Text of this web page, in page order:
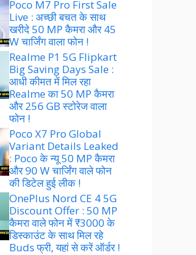
Poco M7 Pro First Sale
Live : अच्छी बचत के साथ
खरीदे 50 MP कैमरा और 45
W चार्जिंग वाला फोन !
Realme P1 5G Flipkart
Big Saving Days Sale :
आधी कीमत में मिल रहा
Realme का 50 MP कैमरा
और 256 GB स्टोरेज वाला
फोन !
Poco X7 Pro Global
Variant Details Leaked
: Poco के न्यू 50 MP कैमरा
और 90 W चार्जिंग वाले फोन
की डिटेल हुई लीक !
OnePlus Nord CE 4 5G
Discount Offer : 50 MP
कैमरा वाले फोन में ₹3000 के
डिस्काउंट के साथ मिल रहे
Buds फ्री, यहां से करें ऑर्डर !